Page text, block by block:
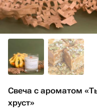
Свеча с ароматом
хруст»